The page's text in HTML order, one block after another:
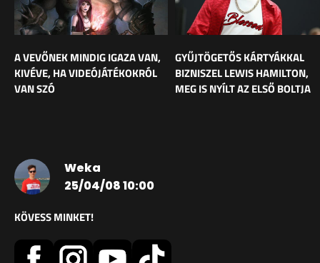
A VEVŐNEK MINDIG IGAZA VAN,
KIVÉVE, HA VIDEÓJÁTÉKOKRÓL
VAN SZÓ
GYŰJTÖGETŐS KÁRTYÁKKAL
BIZNISZEL LEWIS HAMILTON,
MEG IS NYÍLT AZ ELSŐ BOLTJA
Weka
25/04/08 10:00
KÖVESS MINKET!